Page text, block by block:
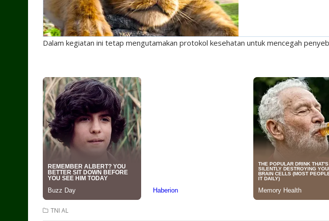
Dalam kegiatan ini tetap mengutamakan protokol kesehatan untuk mencegah
TNI AL